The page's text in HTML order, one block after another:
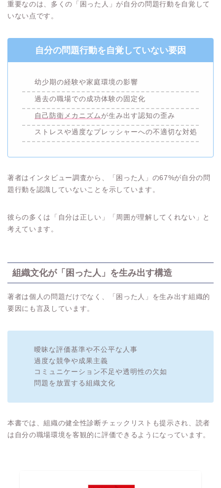
重要なのは、多くの「困った人」が自分の問題行動を自覚して
いない点です。
自分の問題行動を自覚していない要因
幼少期の経験や家庭環境の影響
過去の職場での成功体験の固定化
自己防衛メカニズム が生み出す認知の歪み
ストレスや過度なプレッシャーへの不適切な対処
著者はインタビュー調査から、「困った人」の67%が自分の問
題行動を認識していないことを示しています。
彼らの多くは「自分は正しい」「周囲が理解してくれない」と
考えています。
組織文化が「困った人」を生み出す構造
著者は個人の問題だけでなく、「困った人」を生み出す組織的
要因にも言及しています。
曖昧な評価基準や不公平な人事
過度な競争や成果主義
コミュニケーション不足や透明性の欠如
問題を放置する組織文化
本書では、組織の健全性診断チェックリストも提示され、読者
は自分の職場環境を客観的に評価できるようになっています。